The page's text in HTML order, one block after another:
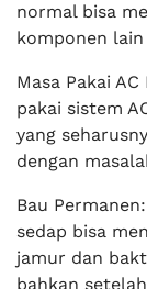
normal bisa
komponen
Masa Pakai
pakai sistem
yang
dengan
Bau
sedap bisa
jamur dan
bahkan